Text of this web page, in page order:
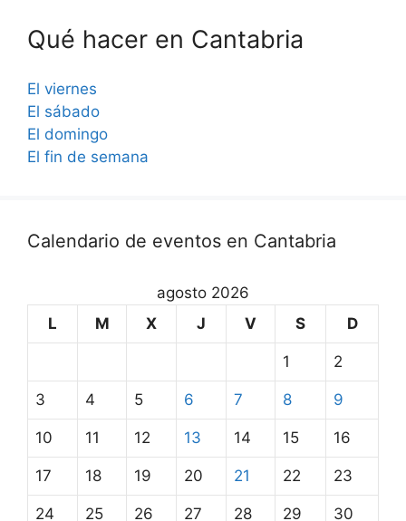
Qué hacer en Cantabria
El viernes
El sábado
El domingo
El fin de semana
Calendario de eventos en Cantabria
agosto 2026
L
M X J V S D
1 2
3 4 5 6 7 8 9
10 11 12 13 14 15 16
17 18 19 20 21 22 23
24 25 26 27 28 29 30